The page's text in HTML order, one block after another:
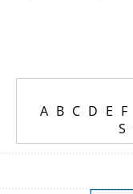
A B C D E F
S